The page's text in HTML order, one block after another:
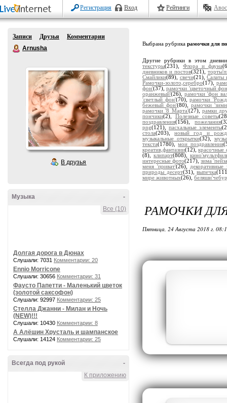
Регистрация Вход Рейтинги
Записи Друзья
Комментарии
Arnusha
В друзья
-
Музыка
Все (10)
Долгая дорога в Дюнах
Слушали: 7031 Комментарии: 20
Ennio Morricone
Слушали: 30656 Комментарии: 31
Фаусто Папетти - Маленький цветок
(золотой саксофон)
Слушали: 92997 Комментарии: 25
Стелла Джанни - Милан и Ночь
(NEW)!!!
Слушали: 10430 Комментарии: 8
А Алёшин Хрусталь и шампанское
Слушали: 14124 Комментарии: 25
-
Всегда под рукой
К приложению
Выбрана рубрика рамочки для
Другие рубрики в этом
текстуры(231), Флора и фауна
дневников и постов(321),
Смайлики(89), свечи(21),Салаты
Рамочки-золото,серебро(17),
фон'(37),рамочки 'цветочный
оранжевый'(26),рамочки 'фон
'светлый фон'(70),рамочки
бежевый фон'(80), рамочки
рамочки '8 Марта'(27), рамки
пончики(2), Полезные советы
поздравления(156),пожелания
png(121), пасхальные элементы
стола(203),новый год и
музыкальные открытки(32),
текста(1780),мои поздравления
креатив,фантазии(12),красочные
(8), клипарт(808),
интересные фото(217),зима
меня 'приват'(26), декоративные
природы десерт(31),выпечка
мире животных(26),
РАМОЧКИ
Пятница, 24 Августа 2018 г.